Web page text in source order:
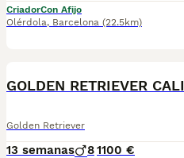
CriadorCon Afijo
Olérdola, Barcelona (22.5km)
GOLDEN RETRIEVER
Golden Retriever
13 semanas 81100 €